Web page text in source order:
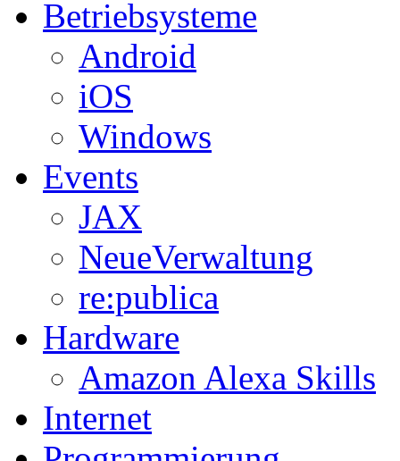
Betriebsysteme
Android
iOS
Windows
Events
JAX
NeueVerwaltung
re:publica
Hardware
Amazon Alexa Skills
Internet